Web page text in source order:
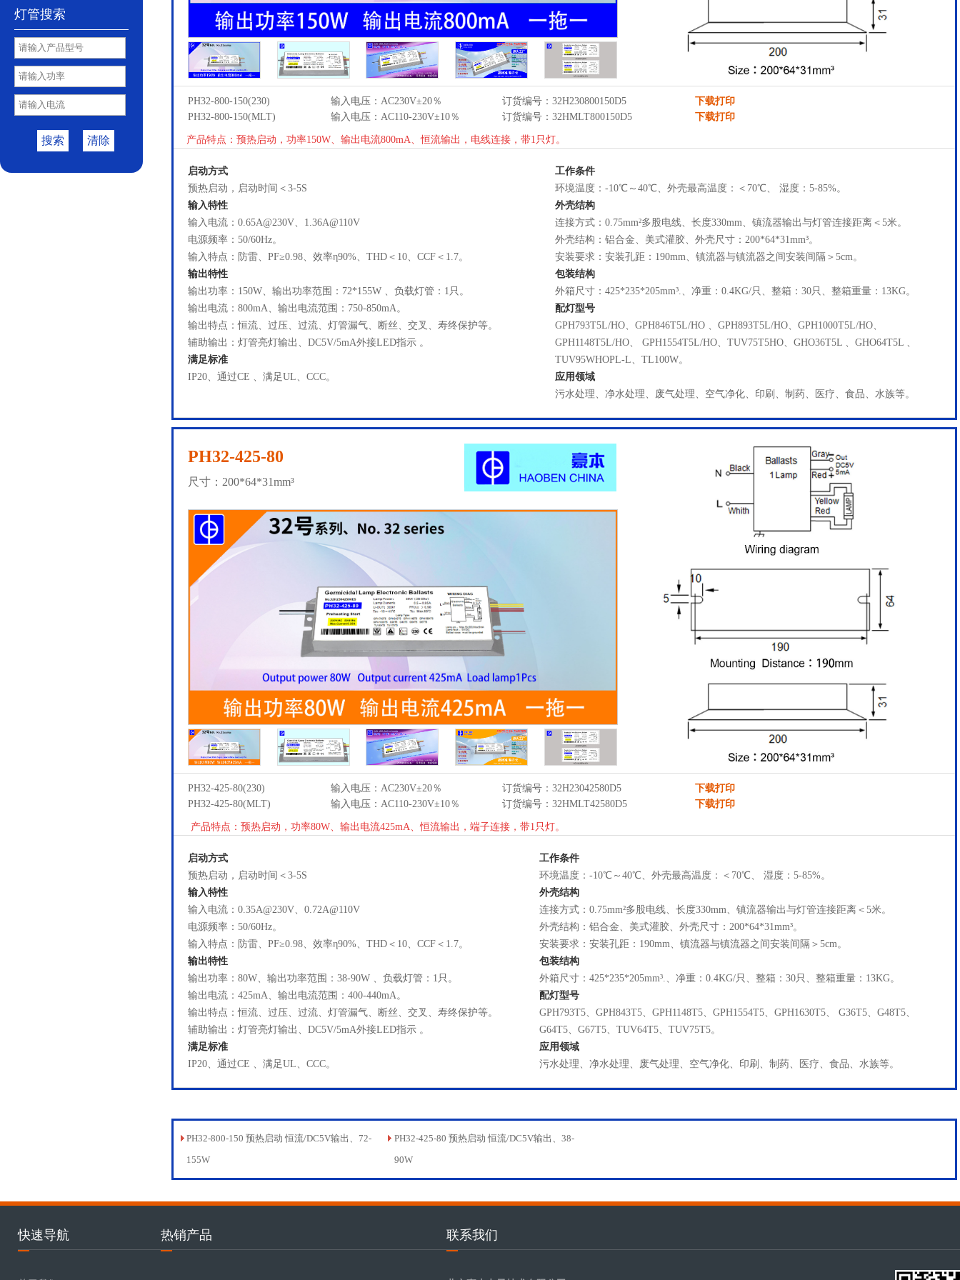
灯管搜索
清除
搜索
PH32-800-150(230) 输入电压：AC230V±20％ 订货编号：32H230800150D5
下载打印
PH32-800-150(MLT)
输入电压：AC110-230V±10％ 订货编号：32HMLT800150D5 下载打印
产品特点：预热启动，功率150W、输出电流800mA、恒流输出，电线连接，带1只灯。
启动方式
预热启动，启动时间＜3-5S
输入特性
输入电流：0.65A@230V、1.36A@110V
电源频率：50/60Hz。
输入特点：防雷、PF≥0.98、效率η90%、THD＜10、CCF＜1.7。
输出特性
输出功率：150W、输出功率范围：72*155W 、负载灯管：1只。
输出电流：800mA、输出电流范围：750-850mA。
输出特点：恒流、过压、过流、灯管漏气、断丝、交叉、寿终保护等。
辅助输出：灯管亮灯输出、DC5V/5mA外接LED指示 。
满足标准
IP20、通过CE 、满足UL、CCC。
工作条件
环境温度：-10℃～40℃、外壳最高温度：＜70℃、 湿度：5-85%。
外壳结构
连接方式：0.75mm²多股电线、长度330mm、镇流器输出与灯管连接距离＜5米。
外壳结构：铝合金、美式灌胶、外壳尺寸：200*64*31mm³。
安装要求：安装孔距：190mm、镇流器与镇流器之间安装间隔＞5cm。
包装结构
外箱尺寸：425*235*205mm³.、净重：0.4KG/只、整箱：30只、整箱重量：13KG。
配灯型号
GPH793T5L/HO、GPH846T5L/HO 、GPH893T5L/HO、GPH1000T5L/HO、
GPH1148T5L/HO、 GPH1554T5L/HO、TUV75T5HO、GHO36T5L 、GHO64T5L 、
TUV95WHOPL-L、TL100W。
应用领域
污水处理、净水处理、废气处理、空气净化、印刷、制药、医疗、食品、水族等。
PH32-425-80
尺寸：200*64*31mm³
PH32-425-80(230) 输入电压：AC230V±20％ 订货编号：32H23042580D5
下载打印
PH32-425-80(MLT)
输入电压：AC110-230V±10％ 订货编号：32HMLT42580D5 下载打印
产品特点：预热启动，功率80W、输出电流425mA、恒流输出，端子连接，带1只灯。
启动方式
预热启动，启动时间＜3-5S
输入特性
输入电流：0.35A@230V、0.72A@110V
电源频率：50/60Hz。
输入特点：防雷、PF≥0.98、效率η90%、THD＜10、CCF＜1.7。
输出特性
输出功率：80W、输出功率范围：38-90W 、负载灯管：1只。
输出电流：425mA、输出电流范围：400-440mA。
输出特点：恒流、过压、过流、灯管漏气、断丝、交叉、寿终保护等。
辅助输出：灯管亮灯输出、DC5V/5mA外接LED指示 。
满足标准
IP20、通过CE 、满足UL、CCC。
工作条件
环境温度：-10℃～40℃、外壳最高温度：＜70℃、 湿度：5-85%。
外壳结构
连接方式：0.75mm²多股电线、长度330mm、镇流器输出与灯管连接距离＜5米。
外壳结构：铝合金、美式灌胶、外壳尺寸：200*64*31mm³。
安装要求：安装孔距：190mm、镇流器与镇流器之间安装间隔＞5cm。
包装结构
外箱尺寸：425*235*205mm³.、净重：0.4KG/只、整箱：30只、整箱重量：13KG。
配灯型号
GPH793T5、GPH843T5、GPH1148T5、GPH1554T5、GPH1630T5、 G36T5、G48T5、
G64T5、G67T5、TUV64T5、TUV75T5。
应用领域
污水处理、净水处理、废气处理、空气净化、印刷、制药、医疗、食品、水族等。
PH32-800-150 预热启动 恒流/DC5V输出、72-
155W
PH32-425-80 预热启动 恒流/DC5V输出、38-
90W
快速导航 热销产品 联系我们